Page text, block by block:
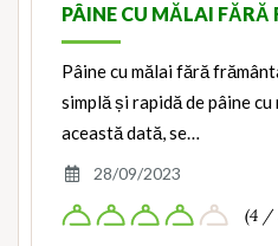
PÂINE CU MĂLAI FĂRĂ
Pâine cu mălai fără
simplă și rapidă de pâine
această dată, se…
28/09/2023
(4 /